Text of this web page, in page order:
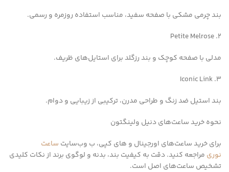
بند چرمی مشکی با صفحه سفید، مناسب استفاده روزمره و رسمی.
2. Petite Melrose
مدلی با صفحه کوچک و بند رزگلد برای استایل‌های ظریف.
3. Iconic Link
بند استیل ضد زنگ و طراحی مدرن، ترکیبی از زیبایی و دوام.
نحوه خرید ساعت‌های دنیل ولینگتون
برای خرید ساعت‌های اورجینال و های کپی، ب وب‌سایت ساعت
نوری مراجعه کنید. دقت به کیفیت بند، بدنه و لوگوی برند از نکات کلیدی
تشخیص ساعت‌های اصل است.